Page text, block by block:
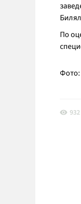
По
932